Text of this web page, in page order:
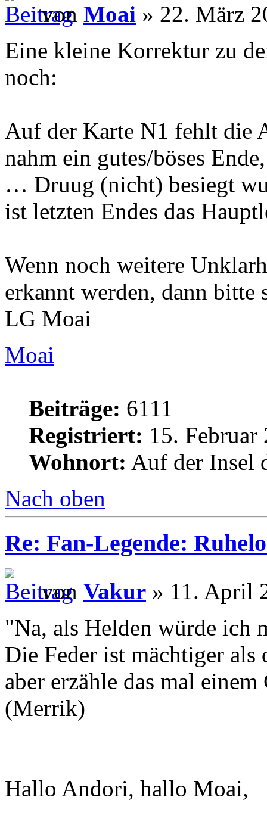
von Moai » 22. März
Eine kleine Korrektur zu
noch:
Auf der Karte N1 fehlt die
nahm ein gutes/böses
… Druug (nicht) besiegt
ist letzten Endes das
Wenn noch weitere
erkannt werden, dann bitte
LG Moai
Moai
Beiträge: 6111
Registriert: 15.
Wohnort: Auf der Insel
Nach oben
Re: Fan-Legende:
von Vakur » 11. April
"Na, als Helden würde ich
Die Feder ist mächtiger als
aber erzähle das mal einem
(Merrik)
Hallo Andori, hallo Moai,